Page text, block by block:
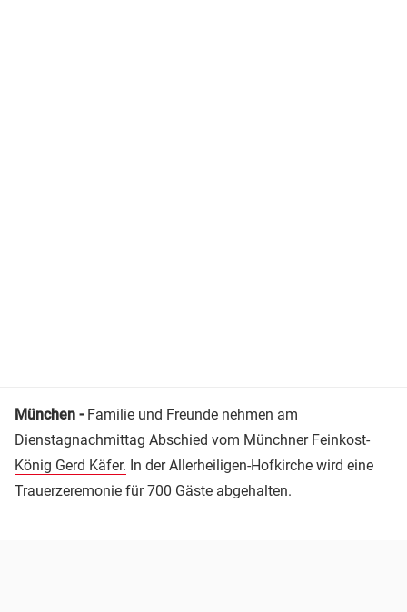
München -Familie und Freunde nehmen am
Dienstagnachmittag Abschied vom Münchner Feinkost-
König Gerd Käfer. In der Allerheiligen-Hofkirche wird eine
Trauerzeremonie für 700 Gäste abgehalten.